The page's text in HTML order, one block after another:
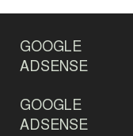
GOOGLE
ADSENSE
GOOGLE
ADSENSE